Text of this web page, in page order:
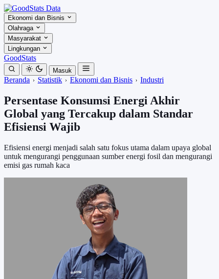
Ekonomi dan Bisnis
Olahraga
Masyarakat
Lingkungan
GoodStats
Masuk
Beranda Statistik Ekonomi dan Bisnis Industri
Persentase Konsumsi Energi Akhir
Global yang Tercakup dalam Standar
Efisiensi Wajib
Efisiensi energi menjadi salah satu fokus utama dalam upaya global
untuk mengurangi penggunaan sumber energi fosil dan mengurangi
emisi gas rumah kaca